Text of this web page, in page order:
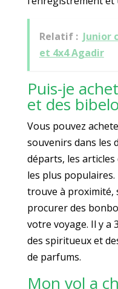
Relatif : Junior
et 4x4 Agadir
Puis-je
et des
Vous pouvez
souvenirs dans les
départs, les
les plus
trouve à proximité,
procurer des
votre voyage. Il y a
des spiritueux et
de parfums.
Mon vol a